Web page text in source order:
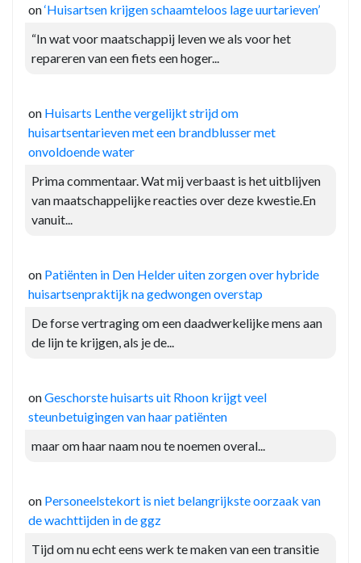
on‘Huisartsen krijgen schaamteloos lage uurtarieven’
“In wat voor maatschappij leven we als voor het
repareren van een fiets een hoger...
on Huisarts Lenthe vergelijkt strijd om
huisartsentarieven met een brandblusser met
onvoldoende water
Prima commentaar. Wat mij verbaast is het uitblijven
van maatschappelijke reacties over deze kwestie.En
vanuit...
on Patiënten in Den Helder uiten zorgen over hybride
huisartsenpraktijk na gedwongen overstap
De forse vertraging om een daadwerkelijke mens aan
de lijn te krijgen, als je de...
onGeschorste huisarts uit Rhoon krijgt veel
steunbetuigingen van haar patiënten
maar om haar naam nou te noemen overal...
on Personeelstekort is niet belangrijkste oorzaak van
de wachttijden in de ggz
Tijd om nu echt eens werk te maken van een transitie